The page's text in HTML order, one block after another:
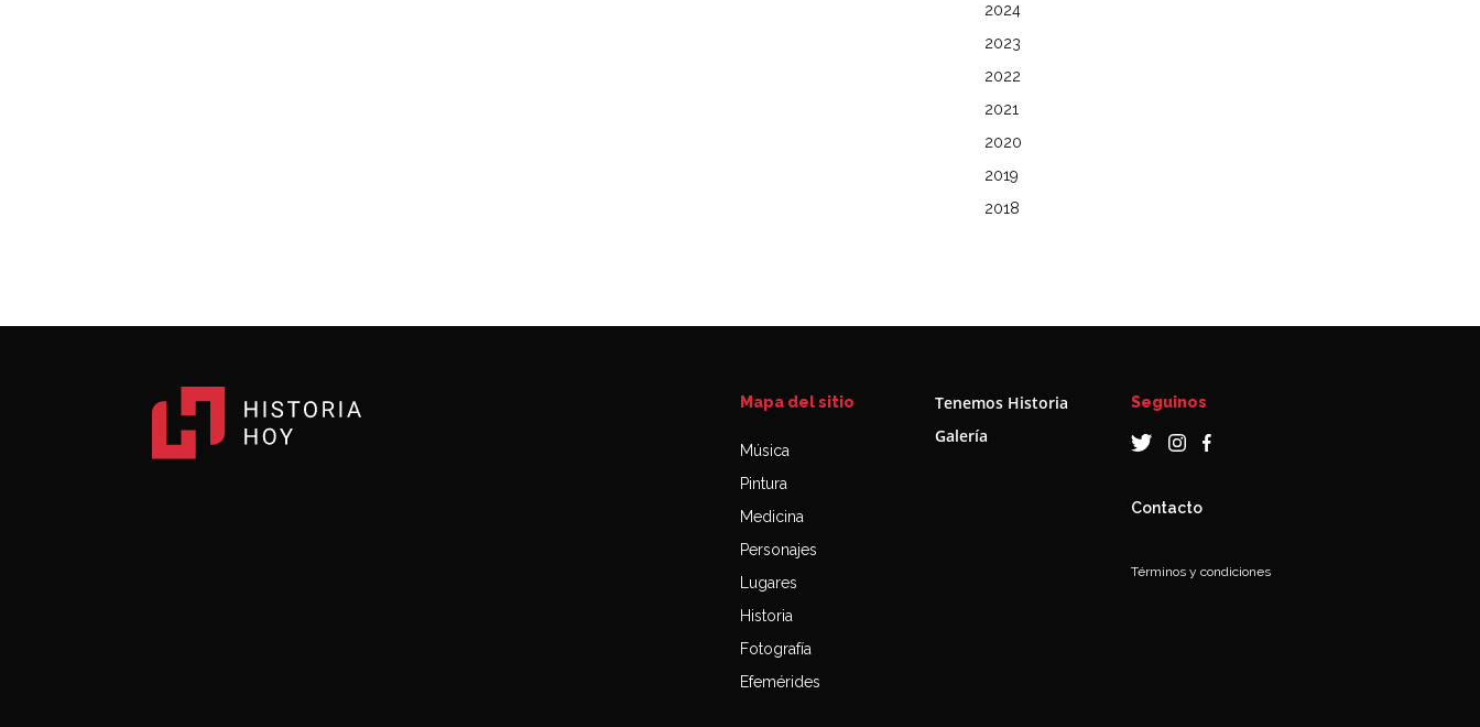
2024
2023
2022
2021
2020
2019
2018
Mapa del sitio
Música
Pintura
Medicina
Personajes
Lugares
Historia
Fotografía
Efemérides
Tenemos Historia
Galería
Seguinos
Contacto
Términos y condiciones